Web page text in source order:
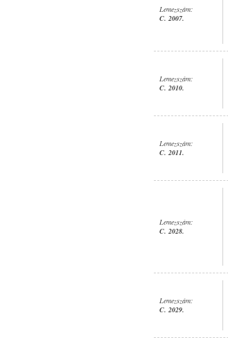
Lemezszám:
C. 2007.
Lemezszám:
C. 2010.
Lemezszám:
C. 2011.
Lemezszám:
C. 2028.
Lemezszám:
C. 2029.